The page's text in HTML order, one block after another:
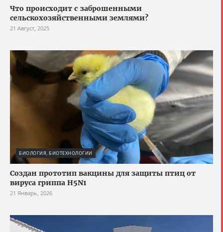
Что происходит с заброшенными
сельскохозяйственными землями?
21 Август, 2025
БИОЛОГИЯ, БИОТЕХНОЛОГИИ
Создан прототип вакцины для защиты птиц от
вируса гриппа H5N1
21 Январь, 2026